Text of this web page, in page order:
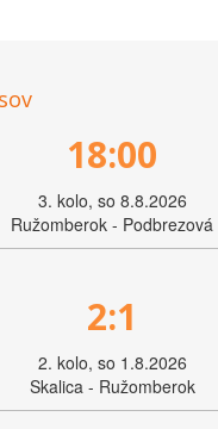
18:00
3. kolo, so 8.8.2026
Ružomberok - Podbrezová
2:1
2. kolo, so 1.8.2026
Skalica - Ružomberok